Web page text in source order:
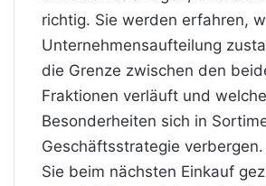
richtig. Sie werden erfahren,
Unternehmensaufteilung
die Grenze zwischen den
Fraktionen verläuft und welche
Besonderheiten sich in
Geschäftsstrategie verbergen.
Sie beim nächsten Einkauf